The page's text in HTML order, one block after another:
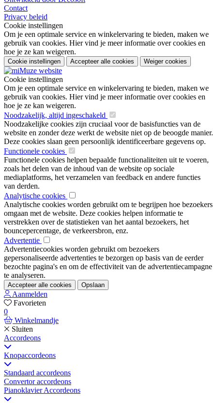
Contact
Privacy beleid
Cookie instellingen
Om je een optimale service en winkelervaring te bieden, maken we
gebruik van cookies. Hier vind je meer informatie over cookies en
hoe je ze kan weigeren.
Cookie instellingen Accepteer alle cookies Weiger cookies
Cookie instellingen
Om je een optimale service en winkelervaring te bieden, maken we
gebruik van cookies. Hier vind je meer informatie over cookies en
hoe je ze kan weigeren.
Noodzakelijk, altijd ingeschakeld
Noodzakelijke cookies zijn cruciaal voor de basisfuncties van de
website en zonder deze werkt de website niet op de beoogde manier.
Deze cookies slaan geen persoonlijk identificeerbare gegevens op.
Functionele cookies
Functionele cookies helpen bepaalde functionaliteiten uit te voeren,
zoals het delen van de inhoud van de website op sociale
mediaplatforms, het verzamelen van feedback en andere functies
van derden.
Analytische cookies
Analytische cookies worden gebruikt om te begrijpen hoe bezoekers
omgaan met de website. Deze cookies helpen informatie te
verstrekken over de statistieken van het aantal bezoekers, het
bouncepercentage, de verkeersbron, enz.
Advertentie
Advertentiecookies worden gebruikt om bezoekers
gepersonaliseerde advertenties te bezorgen op basis van de eerder
bezochte pagina's en om de effectiviteit van de advertentiecampagne
te analyseren.
Accepteer alle cookies Opslaan
Aanmelden
Favorieten
0
Winkelmandje
Sluiten
Accordeons
Knopaccordeons
Standaard accordeons
Convertor accordeons
Pianoklavier Accordeons